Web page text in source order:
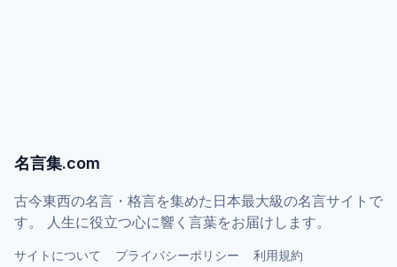
名言集.com
古今東西の名言・格言を集めた日本最大級の名言サイトで
す。 人生に役立つ心に響く言葉をお届けします。
サイトについて プライバシーポリシー 利用規約